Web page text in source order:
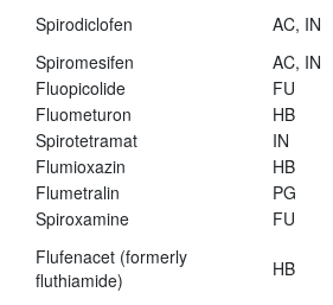
Spirodiclofen
AC, IN
Spiromesifen
AC, IN
Fluopicolide
FU
Fluometuron
HB
Spirotetramat
IN
Flumioxazin
HB
Flumetralin
PG
Spiroxamine
FU
Flufenacet (formerly
fluthiamide)
HB